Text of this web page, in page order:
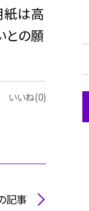
紙は高
との願
いいね(0)
記事